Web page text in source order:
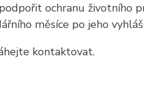
ochranu životního
měsíce po jeho
kontaktovat.